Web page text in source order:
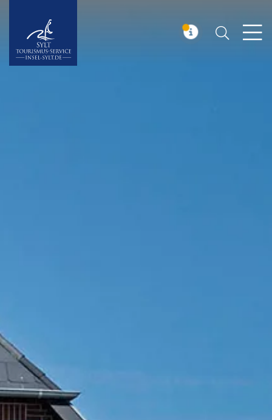
Insel Sylt Suchen